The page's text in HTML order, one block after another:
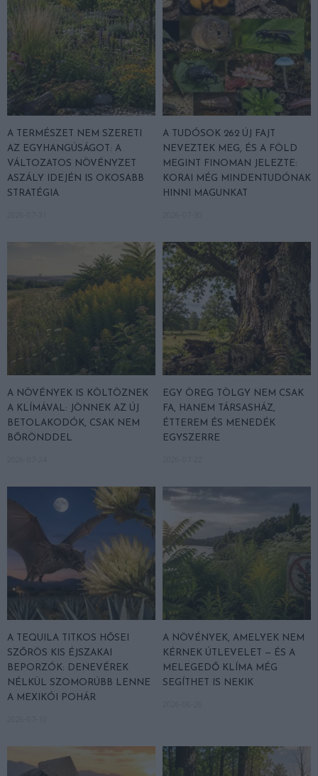
A TERMÉSZET NEM SZERETI
AZ EGYHANGÚSÁGOT: A
VÁLTOZATOS NÖVÉNYZET
ASZÁLY IDEJÉN IS OKOSABB
STRATÉGIA
A TUDÓSOK 262 ÚJ FAJT
NEVEZTEK MEG, ÉS A FÖLD
MEGINT FINOMAN JELEZTE:
KORAI MÉG MINDENTUDÓNAK
HINNI MAGUNKAT
A NÖVÉNYEK IS KÖLTÖZNEK
A KLÍMÁVAL: JÖNNEK AZ ÚJ
BETOLAKODÓK, CSAK NEM
BŐRÖNDDEL
EGY ÖREG TÖLGY NEM CSAK
FA, HANEM TÁRSASHÁZ,
ÉTTEREM ÉS MENEDÉK
EGYSZERRE
A TEQUILA TITKOS HŐSEI
SZŐRÖS KIS ÉJSZAKAI
BEPORZÓK: DENEVÉREK
NÉLKÜL SZOMORÚBB LENNE
A MEXIKÓI POHÁR
A NÖVÉNYEK, AMELYEK NEM
KÉRNEK ÚTLEVELET — ÉS A
MELEGEDŐ KLÍMA MÉG
SEGÍTHET IS NEKIK